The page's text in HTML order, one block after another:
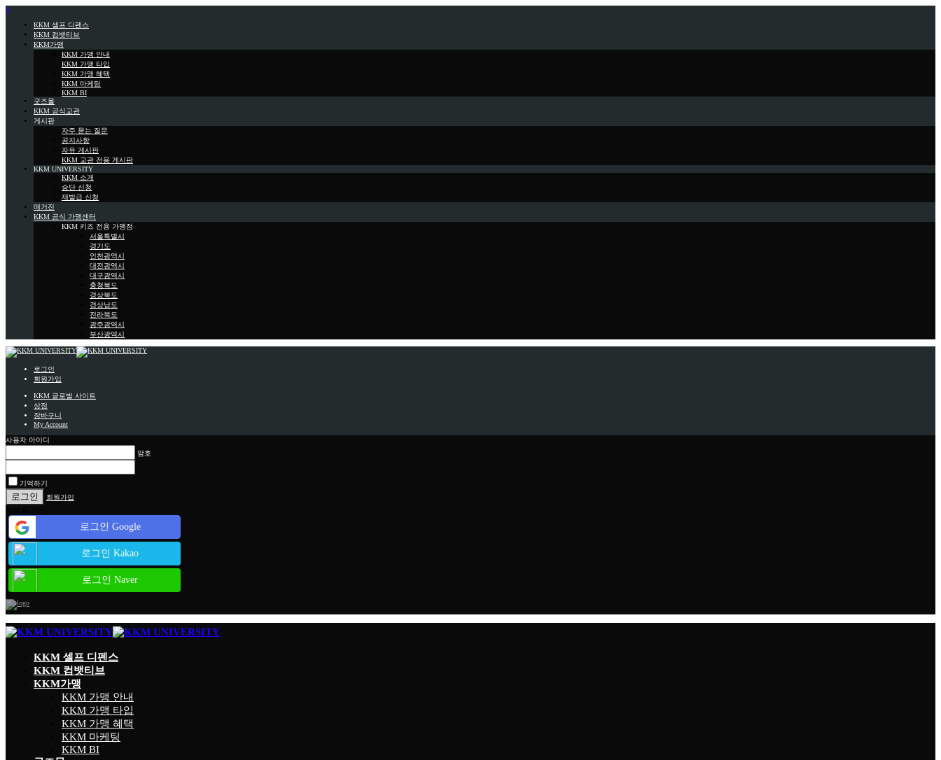
0
KKM 셀프 디펜스
KKM 컴뱃티브
KKM가맹
KKM 가맹 안내
KKM 가맹 타입
KKM 가맹 혜택
KKM 마케팅
KKM BI
굿즈몰
KKM 공식교관
게시판
자주 묻는 질문
공지사항
자유 게시판
KKM 교관 전용 게시판
KKM UNIVERSITY
KKM 소개
승단 신청
재발급 신청
매거진
KKM 공식 가맹센터
KKM 키즈 전용 가맹점
서울특별시
경기도
인천광역시
대전광역시
대구광역시
충청북도
경상북도
경상남도
전라북도
광주광역시
부산광역시
로그인
회원가입
KKM 글로벌 사이트
상점
장바구니
My Account
사용자 아이디
암호
기억하기
회원가입
로그인 Google
로그인 Kakao
로그인 Naver
KKM 셀프 디펜스
KKM 컴뱃티브
KKM가맹
KKM 가맹 안내
KKM 가맹 타입
KKM 가맹 혜택
KKM 마케팅
KKM BI